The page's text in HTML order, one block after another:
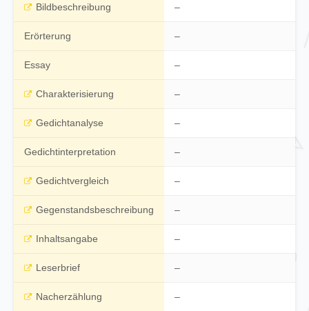
Bildbeschreibung –
Erörterung –
Essay –
Charakterisierung –
Gedichtanalyse –
Gedichtinterpretation –
Gedichtvergleich –
Gegenstandsbeschreibung –
Inhaltsangabe –
Leserbrief –
Nacherzählung –